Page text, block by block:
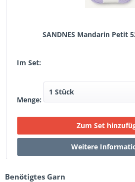
SANDNES Mandarin Petit
Im Set:
Menge:
Benötigtes Garn